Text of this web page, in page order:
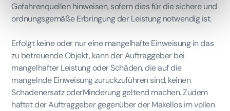
Gefahrenquellen hinweisen, sofern dies für die sichere und
ordnungsgemäße Erbringung der Leistung notwendig ist.
Erfolgt keine oder nur eine mangelhafte Einweisung in das
zu betreuende Objekt, kann der Auftraggeber bei
mangelhafter Leistung oder Schäden, die auf die
mangelnde Einweisung zurückzuführen sind, keinen
Schadenersatz oderMinderung geltend machen. Zudem
haftet der Auftraggeber gegenüber der Makellos im vollen